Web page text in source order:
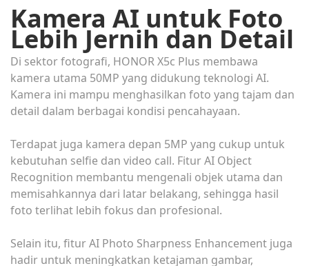
Kamera AI untuk Foto
Lebih Jernih dan Detail
Di sektor fotografi, HONOR X5c Plus membawa
kamera utama 50MP yang didukung teknologi AI.
Kamera ini mampu menghasilkan foto yang tajam dan
detail dalam berbagai kondisi pencahayaan.
Terdapat juga kamera depan 5MP yang cukup untuk
kebutuhan selfie dan video call. Fitur AI Object
Recognition membantu mengenali objek utama dan
memisahkannya dari latar belakang, sehingga hasil
foto terlihat lebih fokus dan profesional.
Selain itu, fitur AI Photo Sharpness Enhancement juga
hadir untuk meningkatkan ketajaman gambar,